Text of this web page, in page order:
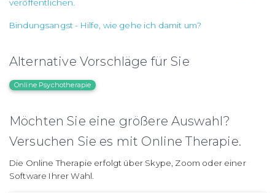
veröffentlichen.
Bindungsangst - Hilfe, wie gehe ich damit um?
Alternative Vorschläge für Sie
Online Psychotherapie
Möchten Sie eine größere Auswahl?
Versuchen Sie es mit Online Therapie.
Die Online Therapie erfolgt über Skype, Zoom oder einer
Software Ihrer Wahl.